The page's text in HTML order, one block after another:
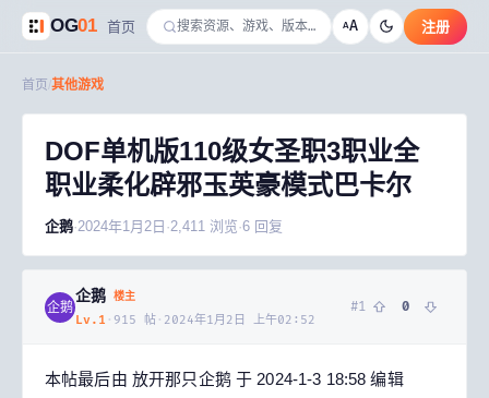
OG01 首页 AA 注册
首页 其他游戏
DOF单机版110级女圣职3职业全
职业柔化辟邪玉英豪模式巴卡尔
企鹅·2024年1月2日 ·2,411 浏览·6 回复
企鹅
企鹅 楼主
Lv. 1 · 915 帖 · 2024年1月2日 上午02:52
#1 0
本帖最后由 放开那只企鹅 于 2024-1-3 18:58 编辑